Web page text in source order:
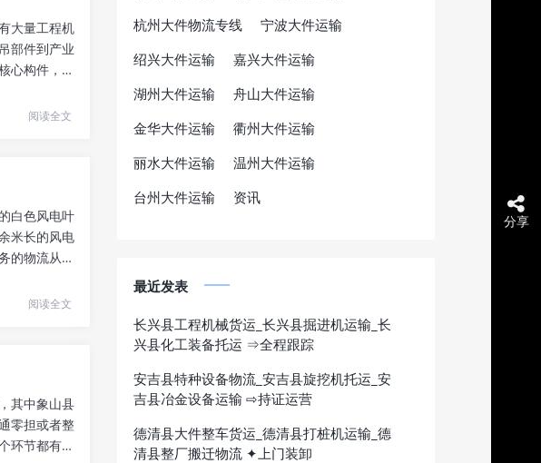
大量工程机
部件到产业
心构件，大
阅读全文
白色风电叶
米长的风电
的物流从业
阅读全文
其中象山县
零担或者整
环节都有极
杭州大件物流专线
宁波大件运输
绍兴大件运输
嘉兴大件运输
湖州大件运输
舟山大件运输
金华大件运输
衢州大件运输
丽水大件运输
温州大件运输
台州大件运输
资讯
最近发表
长兴县工程机械货运_长兴县掘进机运输_长
兴县化工装备托运 ⇒全程跟踪
安吉县特种设备物流_安吉县旋挖机托运_安
吉县冶金设备运输 ⇨持证运营
德清县大件整车货运_德清县打桩机运输_德
清县整厂搬迁物流 ✦上门装卸
分享